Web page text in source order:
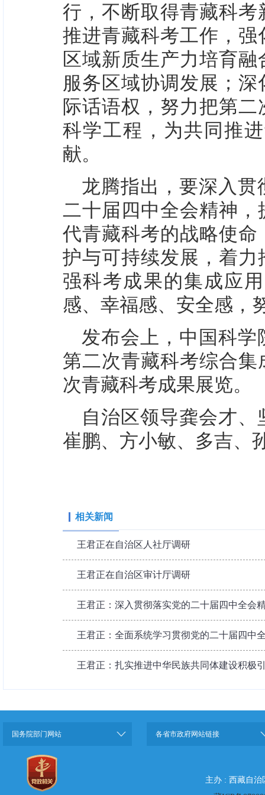
行，不断取得青藏科
推进青藏科考工作，
区域新质生产力培育
服务区域协调发展；
际话语权，努力把第
科学工程，为共同推
献。
龙腾指出，要深入
二十届四中全会精神
代青藏科考的战略使
护与可持续发展，着
强科考成果的集成应
感、幸福感、安全感，
发布会上，中国科
第二次青藏科考综合
次青藏科考成果展览。
自治区领导龚会才
崔鹏、方小敏、多吉、
相关新闻
王君正在自治区人社厅调研
王君正在自治区审计厅调研
王君正：深入贯彻落实党的二十届四中全会
王君正：全面系统学习贯彻党的二十届四中
王君正：扎实推进中华民族共同体建设积极
国务院部门网站 各省市政府网站链接
主办 : 西藏自治